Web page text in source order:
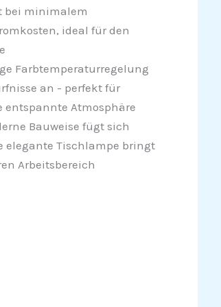
bei minimalem
ideal für den
Farbtemperaturregelung
an - perfekt für
entspannte Atmosphäre
Bauweise fügt sich
elegante Tischlampe bringt
Arbeitsbereich